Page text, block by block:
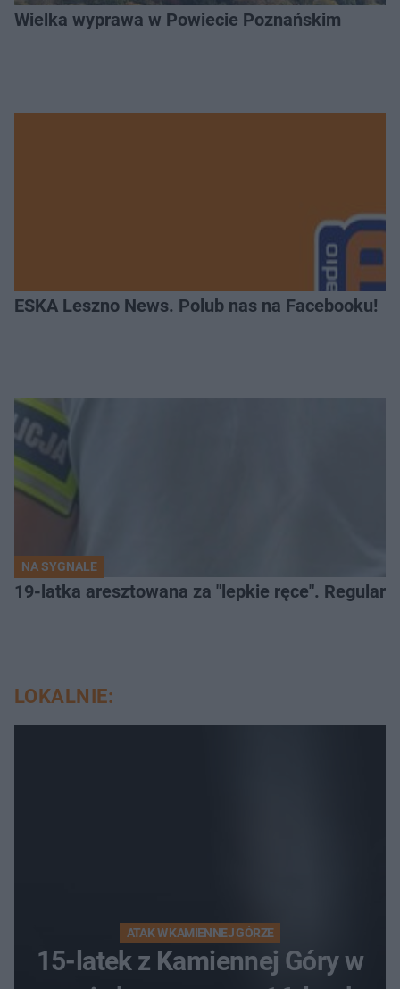
Wielka wyprawa w Powiecie Poznańskim
ESKA Leszno News. Polub nas na Facebooku!
NA SYGNALE
19-latka aresztowana za "lepkie ręce".
LOKALNIE:
ATAK W KAMIENNEJ GÓRZE
15-latek z Kamiennej Góry w